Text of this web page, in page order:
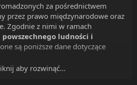
za pośrednictwem
przez prawo międzynarodowe oraz
Zgodnie z nimi w ramach
ludności i
są poniższe dane dotyczące
aby rozwinąć...